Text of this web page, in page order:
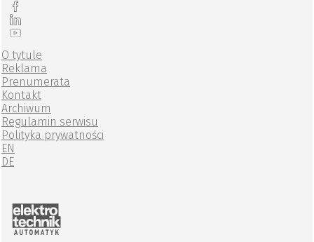
O tytule
Reklama
Prenumerata
Kontakt
Archiwum
Regulamin serwisu
Polityka prywatności
EN
DE